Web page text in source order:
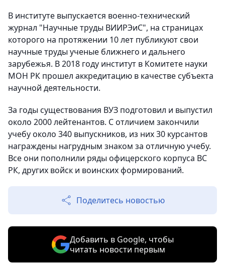
В институте выпускается военно-технический
журнал "Научные труды ВИИРЭиС", на страницах
которого на протяжении 10 лет публикуют свои
научные труды ученые ближнего и дальнего
зарубежья. В 2018 году институт в Комитете науки
МОН РК прошел аккредитацию в качестве субъекта
научной деятельности.
За годы существования ВУЗ подготовил и выпустил
около 2000 лейтенантов. С отличием закончили
учебу около 340 выпускников, из них 30 курсантов
награждены нагрудным знаком за отличную учебу.
Все они пополнили ряды офицерского корпуса ВС
РК, других войск и воинских формирований.
Поделитесь новостью
Добавить в Google, чтобы
читать новости первым